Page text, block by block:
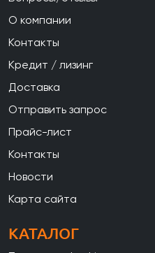
О компании
Контакты
Кредит / лизинг
Доставка
Отправить запрос
Прайс-лист
Контакты
Новости
Карта сайта
КАТАЛОГ